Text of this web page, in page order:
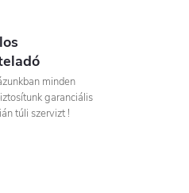
minden
garanciális
túli szervizt !